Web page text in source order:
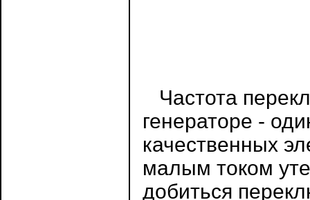
Частота
генераторе -
качественных
малым током
добиться